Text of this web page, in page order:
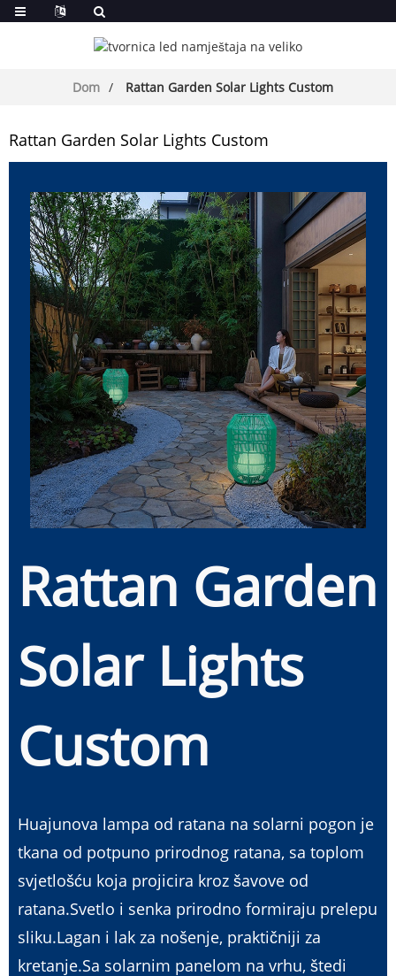
Dom Rattan Garden Solar Lights Custom
Rattan Garden Solar Lights Custom
Rattan Garden
Solar Lights
Custom
Huajunova lampa od ratana na solarni pogon je
tkana od potpuno prirodnog ratana, sa toplom
svjetlošću koja projicira kroz šavove od
ratana.Svetlo i senka prirodno formiraju prelepu
sliku.Lagan i lak za nošenje, praktičniji za
kretanje.Sa solarnim panelom na vrhu, štedi